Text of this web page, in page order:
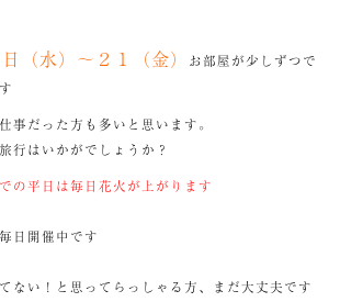
（水）～２１（金）
お部屋が少しずつで
事だった方も多いと思います。
行はいかがでしょうか？
の平日は毎日花火が上がります
日開催中です
ない！と思ってらっしゃる方、まだ大丈夫です